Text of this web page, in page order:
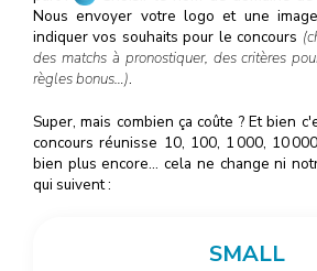
Nous envoyer votre logo et une
indiquer vos souhaits pour le concours
des matchs à pronostiquer, des critères
règles bonus…).
Super, mais combien ça coûte ? Et bien
concours réunisse 10, 100, 1000, 10
bien plus encore… cela ne change ni
qui suivent :
SMALL